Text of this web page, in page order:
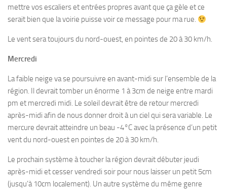
mettre vos escaliers et entrées propres avant que ça gèle et ce
serait bien que la voirie puisse voir ce message pour ma rue.
Le vent sera toujours du nord-ouest, en pointes de 20 à 30 km/h.
Mercredi
La faible neige va se poursuivre en avant-midi sur l’ensemble de la
région. Il devrait tomber un énorme 1 à 3cm de neige entre mardi
pm et mercredi midi. Le soleil devrait être de retour mercredi
après-midi afin de nous donner droit à un ciel qui sera variable. Le
mercure devrait atteindre un beau -4°C avec la présence d’un petit
vent du nord-ouest en pointes de 20 à 30 km/h.
Le prochain système à toucher la région devrait débuter jeudi
après-midi et cesser vendredi soir pour nous laisser un petit 5cm
(jusqu’à 10cm localement). Un autre système du même genre